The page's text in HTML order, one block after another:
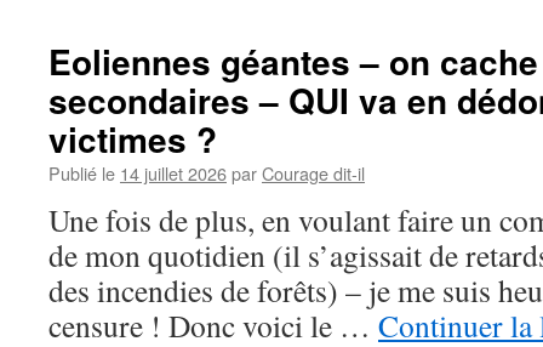
Eoliennes géantes – on
secondaires – QUI va en
victimes ?
Publié le 14 juillet 2026parCourage dit-il
Une fois de plus, en voulant faire un
de mon quotidien (il s’agissait de
des incendies de forêts) – je me suis
censure ! Donc voici le … Continuer